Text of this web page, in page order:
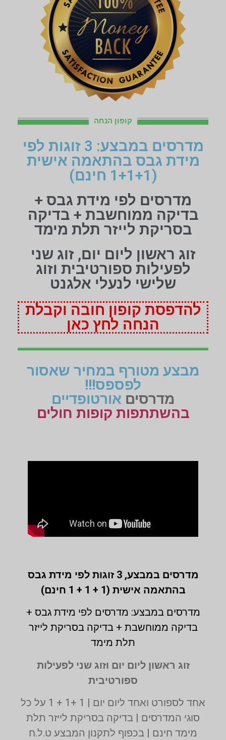
קופון הנחה
מדרסים במבצע: 3 זוגות לפי
מידת גבס בהתאמה אישית
(1+1+1 חינם)
מדרסים לפי מידת גבס +
בדיקה ממוחשבת + בדיקה
בסריקת לייזר תלת מימד
זוג ראשון ליום יום, זוג שני
לפעילות ספורטיבית וזוג
שלישי לנעלי אלגנט
להדפסת קופון חובה וקבלת
הנחה לחץ כאן
מבצע מטורף במחיר שאסור
לפספס!!!
מדרסים אורטופדיים
בהשתתפות קופות חולים
מדרסים במבצע,
3 זוגות לפי מידת גבס
בהתאמה אישית (1 + 1 + 1 חינם)
מדרסים במבצע: מדרסים לפי מידת גבס +
בדיקה ממוחשבת + בדיקה בסריקת לייזר
תלת מימד
זוג ראשון ליום יום וזוג שני לפעילות
ספורטיבית
אחד לספורט ואחד ליום יום | 1 +1 + 1 על כל
סוגי המדרסים | בדיקה בסריקת לייזר תלת
מימד חינם | בכפוף לתקנון המבצע ט.ל.ח